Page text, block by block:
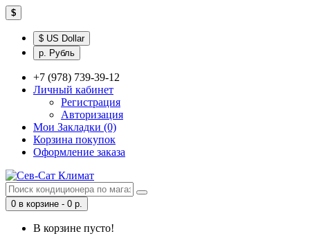
$
$ US Dollar
р. Рубль
+7 (978) 739-39-12
Личный кабинет
Регистрация
Авторизация
Мои Закладки (0)
Корзина покупок
Оформление заказа
0 в корзине - 0 р.
В корзине пусто!